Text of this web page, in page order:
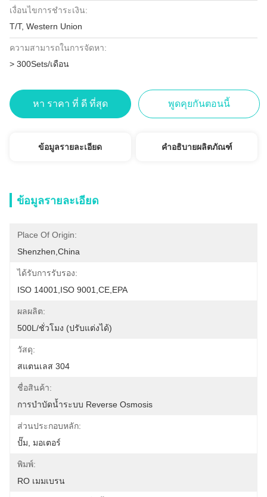
เงื่อนไขการชำระเงิน:
T/T, Western Union
ความสามารถในการจัดหา:
> 300Sets/เดือน
หา ราคา ที่ ดี ที่สุด พูดคุยกันตอนนี้
ข้อมูลรายละเอียด คำอธิบายผลิตภัณฑ์
ข้อมูลรายละเอียด
Place Of Origin:
Shenzhen,China
ได้รับการรับรอง:
ISO 14001,ISO 9001,CE,EPA
ผลผลิต:
500L/ชั่วโมง (ปรับแต่งได้)
วัสดุ:
สแตนเลส 304
ชื่อสินค้า:
การบำบัดน้ำระบบ Reverse Osmosis
ส่วนประกอบหลัก:
ปั๊ม, มอเตอร์
พิมพ์:
RO เมมเบรน